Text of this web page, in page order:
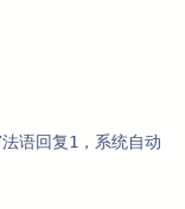
语回复1 ，系统自动